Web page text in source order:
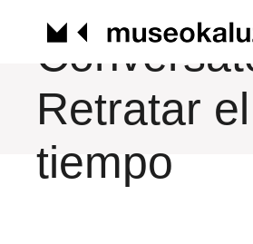
contenido
Retratar el
tiempo